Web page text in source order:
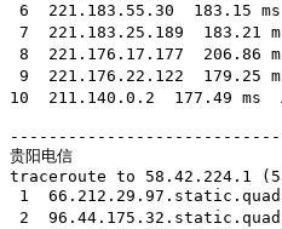
6  221.183.55.30  183.15 ms
7  221.183.25.189  183.21
8  221.176.17.177  206.86
9  221.176.22.122  179.25
10  211.140.0.2  177.49 ms
贵阳电信
traceroute to 58.42.224.1
1
2